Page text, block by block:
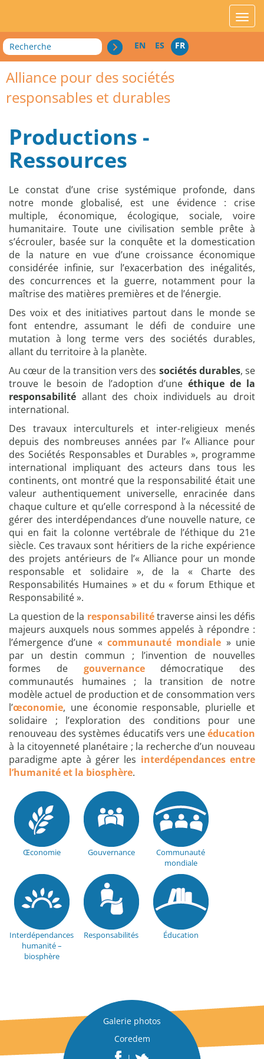
Recherche EN ES FR
Alliance pour des sociétés
responsables et durables
Productions -
Ressources
Le constat d’une crise systémique profonde, dans
notre monde globalisé, est une évidence : crise
multiple, économique, écologique, sociale, voire
humanitaire. Toute une civilisation semble prête à
s’écrouler, basée sur la conquête et la domestication
de la nature en vue d’une croissance économique
considérée infinie, sur l’exacerbation des inégalités,
des concurrences et la guerre, notamment pour la
maîtrise des matières premières et de l’énergie.
Des voix et des initiatives partout dans le monde se
font entendre, assumant le défi de conduire une
mutation à long terme vers des sociétés durables,
allant du territoire à la planète.
Au cœur de la transition vers des sociétés durables, se
trouve le besoin de l’adoption d’uneéthique de la
responsabilité allant des choix individuels au droit
international.
Des travaux interculturels et inter-religieux menés
depuis des nombreuses années par l’« Alliance pour
des Sociétés Responsables et Durables », programme
international impliquant des acteurs dans tous les
continents, ont montré que la responsabilité était une
valeur authentiquement universelle, enracinée dans
chaque culture et qu’elle correspond à la nécessité de
gérer des interdépendances d’une nouvelle nature, ce
qui en fait la colonne vertébrale de l’éthique du 21e
siècle. Ces travaux sont héritiers de la riche expérience
des projets antérieurs de l’« Alliance pour un monde
responsable et solidaire », de la « Charte des
Responsabilités Humaines » et du « forum Ethique et
Responsabilité ».
La question de la responsabilitétraverse ainsi les défis
majeurs auxquels nous sommes appelés à répondre :
l’émergence d’une « communauté mondiale » unie
par un destin commun ; l’invention de nouvelles
formes de gouvernancedémocratique des
communautés humaines ; la transition de notre
modèle actuel de production et de consommation vers
l’œconomie, une économie responsable, plurielle et
solidaire ; l’exploration des conditions pour une
renouveau des systèmes éducatifs vers uneéducation
à la citoyenneté planétaire ; la recherche d’un nouveau
paradigme apte à gérer les interdépendances entre
l’humanité et la biosphère.
Œconomie Gouvernance
Communauté
mondiale
Interdépendances
humanité –
biosphère
Responsabilités Éducation
Galerie photos
Coredem